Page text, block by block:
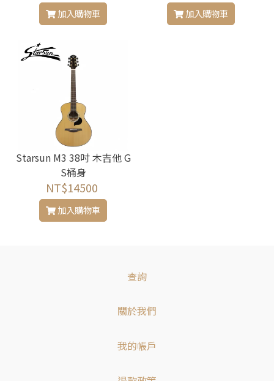
加入購物車 加入購物車
Starsun M3 38吋 木吉他 G
S桶身
NT$14500
加入購物車
查詢
關於我們
我的帳戶